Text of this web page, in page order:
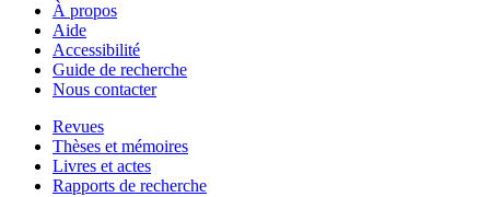
À propos
Aide
Accessibilité
Guide de recherche
Nous contacter
Revues
Thèses et mémoires
Livres et actes
Rapports de recherche